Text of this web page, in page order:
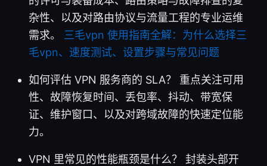
杂性、以及对路由协议与流量工程的专业运维
需求。 三毛vpn 使用指南全解：为什么选择三
毛vpn、速度测试、设置步骤与常见问题
如何评估 VPN 服务商的 SLA？ 重点关注可用
性、故障恢复时间、丢包率、抖动、带宽保
证、维护窗口、以及对跨域故障的快速定位能
力。
VPN 里常见的性能瓶颈是什么？ 封装头部开